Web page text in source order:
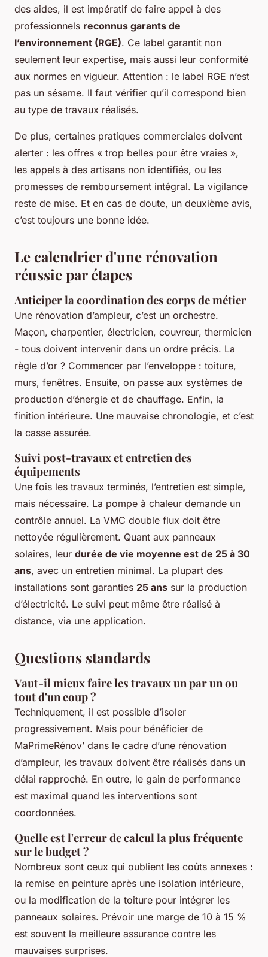
des aides, il est impératif de faire appel à des
professionnels reconnus garants de
l’environnement (RGE). Ce label garantit non
seulement leur expertise, mais aussi leur conformité
aux normes en vigueur. Attention : le label RGE n’est
pas un sésame. Il faut vérifier qu’il correspond bien
au type de travaux réalisés.
De plus, certaines pratiques commerciales doivent
alerter : les offres « trop belles pour être vraies »,
les appels à des artisans non identifiés, ou les
promesses de remboursement intégral. La vigilance
reste de mise. Et en cas de doute, un deuxième avis,
c’est toujours une bonne idée.
Le calendrier d'une rénovation
réussie par étapes
Anticiper la coordination des corps de métier
Une rénovation d’ampleur, c’est un orchestre.
Maçon, charpentier, électricien, couvreur, thermicien
- tous doivent intervenir dans un ordre précis. La
règle d’or ? Commencer par l’enveloppe : toiture,
murs, fenêtres. Ensuite, on passe aux systèmes de
production d’énergie et de chauffage. Enfin, la
finition intérieure. Une mauvaise chronologie, et c’est
la casse assurée.
Suivi post-travaux et entretien des
équipements
Une fois les travaux terminés, l’entretien est simple,
mais nécessaire. La pompe à chaleur demande un
contrôle annuel. La VMC double flux doit être
nettoyée régulièrement. Quant aux panneaux
solaires, leur durée de vie moyenne est de 25 à 30
ans, avec un entretien minimal. La plupart des
installations sont garanties 25 ans sur la production
d’électricité. Le suivi peut même être réalisé à
distance, via une application.
Questions standards
Vaut-il mieux faire les travaux un par un ou
tout d'un coup ?
Techniquement, il est possible d’isoler
progressivement. Mais pour bénéficier de
MaPrimeRénov’ dans le cadre d’une rénovation
d’ampleur, les travaux doivent être réalisés dans un
délai rapproché. En outre, le gain de performance
est maximal quand les interventions sont
coordonnées.
Quelle est l'erreur de calcul la plus fréquente
sur le budget ?
Nombreux sont ceux qui oublient les coûts annexes :
la remise en peinture après une isolation intérieure,
ou la modification de la toiture pour intégrer les
panneaux solaires. Prévoir une marge de 10 à 15 %
est souvent la meilleure assurance contre les
mauvaises surprises.